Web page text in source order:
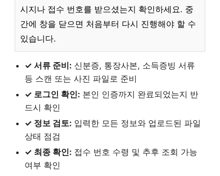
시지나 접수 번호를 받으셨는지 확인하세요. 중
간에 창을 닫으면 처음부터 다시 진행해야 할 수
있습니다.
✓ 서류 준비: 신분증, 통장사본, 소득증빙 서류
등 스캔 또는 사진 파일로 준비
✓ 로그인 확인: 본인 인증까지 완료되었는지 반
드시 확인
✓ 정보 검토: 입력한 모든 정보와 업로드된 파일
상태 점검
✓ 최종 확인: 접수 번호 수령 및 추후 조회 가능
여부 확인